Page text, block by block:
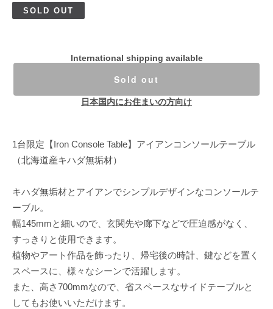
SOLD OUT
International shipping available
Sold out
日本国内にお住まいの方向け
1台限定【Iron Console Table】アイアンコンソールテーブル
（北海道産キハダ無垢材）
キハダ無垢材とアイアンでシンプルデザインなコンソールテ
ーブル。
幅145mmと細いので、玄関先や廊下などで圧迫感がなく、
すっきりと使用できます。
植物やアート作品を飾ったり、帰宅後の時計、鍵などを置く
スペースに、様々なシーンで活躍します。
また、高さ700mmなので、省スペースなサイドテーブルと
してもお使いいただけます。